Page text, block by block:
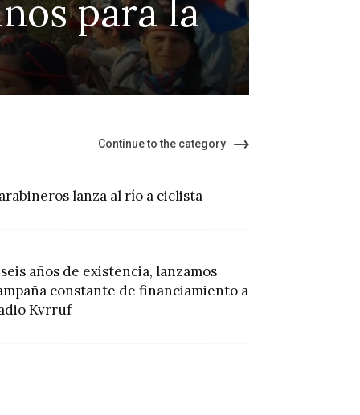
para la
Continue to the category
lanza al río a ciclista
años de existencia, lanzamos
constante de financiamiento a
Kvrruf